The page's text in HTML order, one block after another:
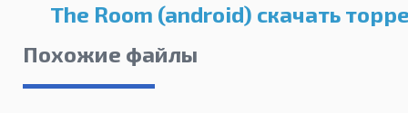
The Room (android) скачать
Похожие файлы